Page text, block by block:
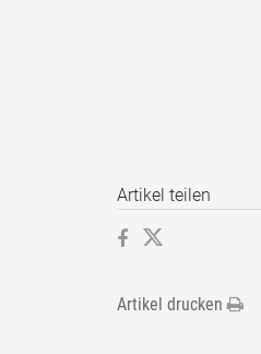
Artikel teilen
Artikel drucken